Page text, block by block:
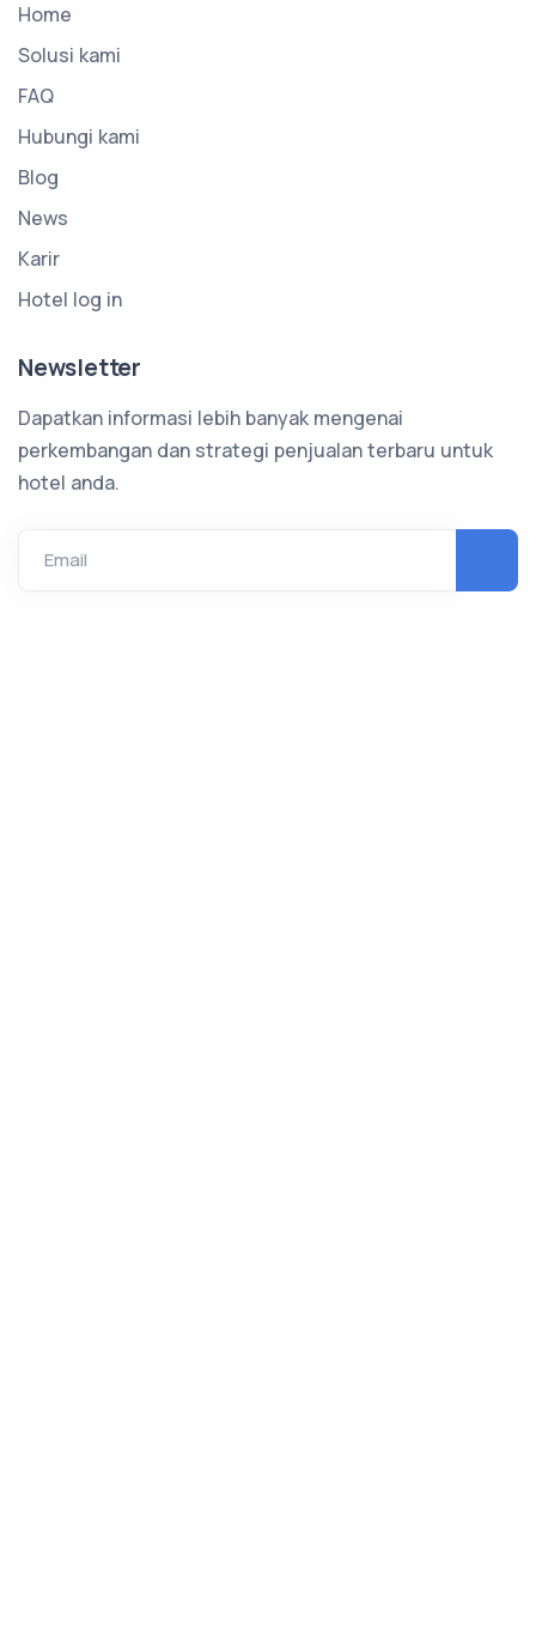
Home
Solusi kami
FAQ
Hubungi kami
Blog
News
Karir
Hotel log in
Newsletter
Dapatkan informasi lebih banyak mengenai
perkembangan dan strategi penjualan terbaru untuk
hotel anda.
Email